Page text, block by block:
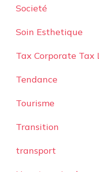
Societé
Soin Esthetique
Tax Corporate
Tendance
Tourisme
Transition
transport